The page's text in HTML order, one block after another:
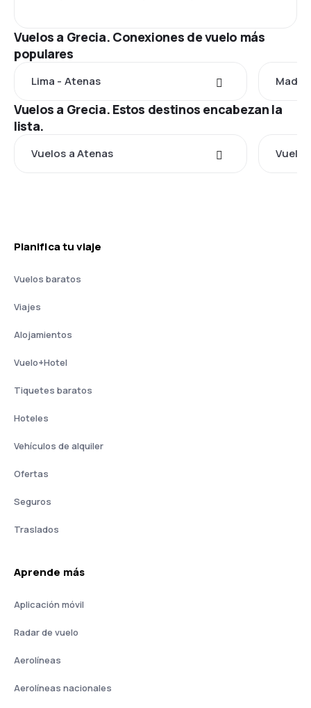
Vuelos a Grecia. Conexiones de vuelo más
populares
Lima - Atenas
Vuelos a Grecia. Estos destinos encabezan la
lista.
Vuelos a Atenas
Planifica tu viaje
Vuelos baratos
Viajes
Alojamientos
Vuelo+Hotel
Tiquetes baratos
Hoteles
Vehículos de alquiler
Ofertas
Seguros
Traslados
Aprende más
Aplicación móvil
Radar de vuelo
Aerolíneas
Aerolíneas nacionales